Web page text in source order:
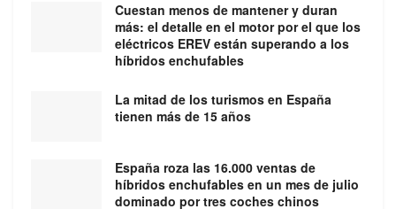
Cuestan menos de mantener y duran
más: el detalle en el motor por el que los
eléctricos EREV están superando a los
híbridos enchufables
La mitad de los turismos en España
tienen más de 15 años
España roza las 16.000 ventas de
híbridos enchufables en un mes de julio
dominado por tres coches chinos